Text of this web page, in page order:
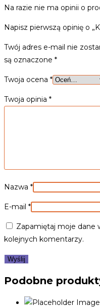
Na razie nie ma opinii o
Napisz pierwszą opinię o
Twój adres e-mail nie
są oznaczone *
Twoja ocena *
Twoja opinia *
Nazwa *
E-mail *
Zapamiętaj moje dane
kolejnych komentarzy.
Podobne